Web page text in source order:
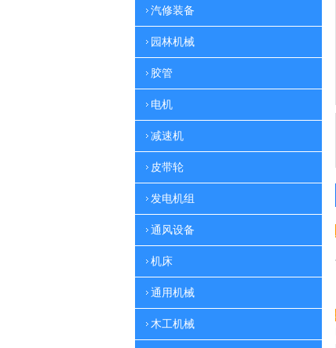
汽修装备
园林机械
胶管
电机
减速机
皮带轮
发电机组
通风设备
机床
通用机械
木工机械